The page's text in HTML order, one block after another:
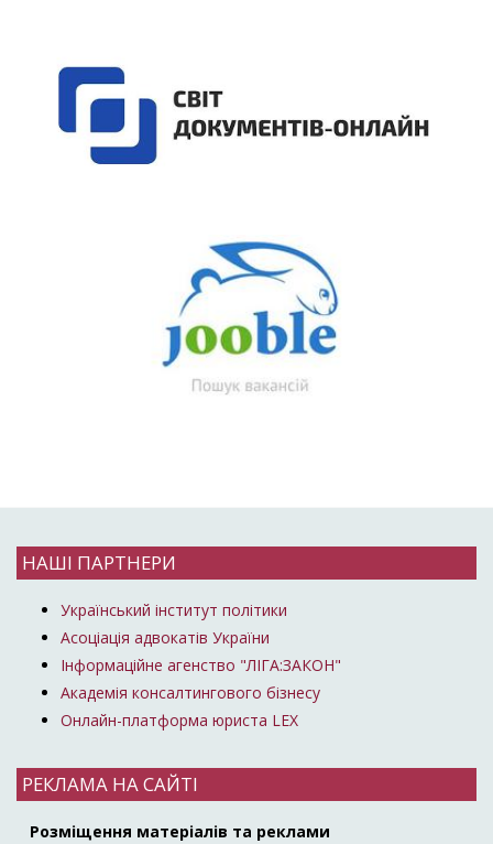
НАШІ ПАРТНЕРИ
Український інститут політики
Асоціація адвокатів України
Інформаційне агенство "ЛІГА:ЗАКОН"
Академія консалтингового бізнесу
Онлайн-платформа юриста LEX
РЕКЛАМА НА САЙТІ
Розміщення матеріалів та реклами